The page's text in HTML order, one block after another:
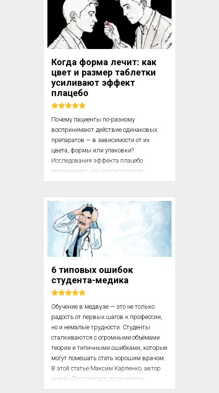
Особенности в следующем.
1. Лекцию читают два лектора, которые
не просто излагают информацию, а всё
время разыгрывают ситуации,
конкретное прикладное значение этой
информации.
Когда форма лечит: как
цвет и размер таблетки
усиливают эффект
плацебо
Почему пациенты по-разному
воспринимают действие одинаковых
препаратов — в зависимости от их
цвета, формы или упаковки?
Исследования эффекта плацебо
показывают, что некритические
параметры лекарства могут
ощущение его эффективности.
В этом фрагменте обсуждаются
механизмы того, как культурные
ассоциации, визуальные
характеристики и ожидания пациента
воздействия. Материал ставит под
вопрос представление о нейтральности
лекарственной формы и подчёркивает
важность психологических факторов в...
6 типовых ошибок
студента-медика
Обучение в медвузе — это не только
радость от первых шагов к профессии,
но и немалые трудности. Студенты
сталкиваются с огромными объёмами
теории и типичными ошибками, которые
могут помешать стать хорошим врачом.
В этой статье Максим Карпенко, автор
книги «Достучаться до пациента»,
разбирает 6 распространенных ошибок,